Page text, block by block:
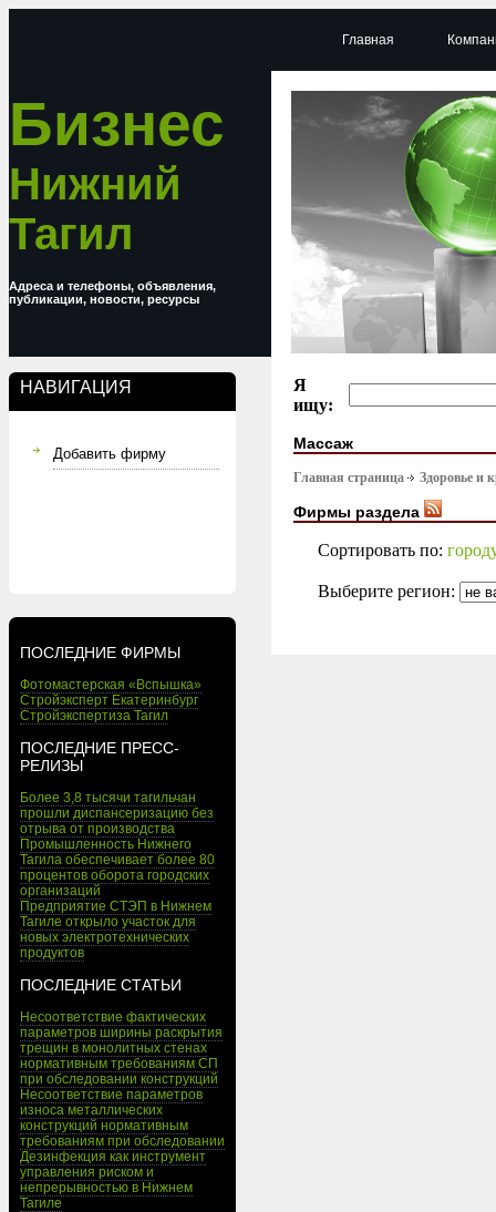
Бизнес
Нижний
Тагил
Адреса и телефоны, объявления,
публикации, новости, ресурсы
НАВИГАЦИЯ
Добавить фирму
ПОСЛЕДНИЕ ФИРМЫ
Фотомастерская «Вспышка»
Стройэксперт Екатеринбург
Стройэкспертиза Тагил
ПОСЛЕДНИЕ ПРЕСС-
РЕЛИЗЫ
Более 3,8 тысячи тагильчан
прошли диспансеризацию без
отрыва от производства
Промышленность Нижнего
Тагила обеспечивает более 80
процентов оборота городских
организаций
Предприятие СТЭП в Нижнем
Тагиле открыло участок для
новых электротехнических
продуктов
ПОСЛЕДНИЕ СТАТЬИ
Несоответствие фактических
параметров ширины раскрытия
трещин в монолитных стенах
нормативным требованиям СП
при обследовании конструкций
Несоответствие параметров
износа металлических
конструкций нормативным
требованиям при обследовании
Дезинфекция как инструмент
управления риском и
непрерывностью в Нижнем
Тагиле
Главная
Я
ищу:
Массаж
Главная страница Здоровье и
Фирмы раздела
Сортировать по:
Выберите регион: